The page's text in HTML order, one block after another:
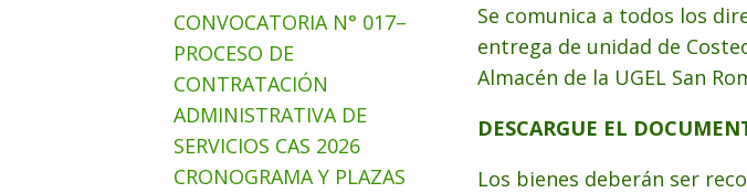
Se comunica a todos los
entrega de unidad de
Almacén de la UGEL San
DESCARGUE EL
Los bienes deberán ser
CONVOCATORIA N° 017–
PROCESO DE
CONTRATACIÓN
ADMINISTRATIVA DE
SERVICIOS CAS 2026
CRONOGRAMA Y PLAZAS